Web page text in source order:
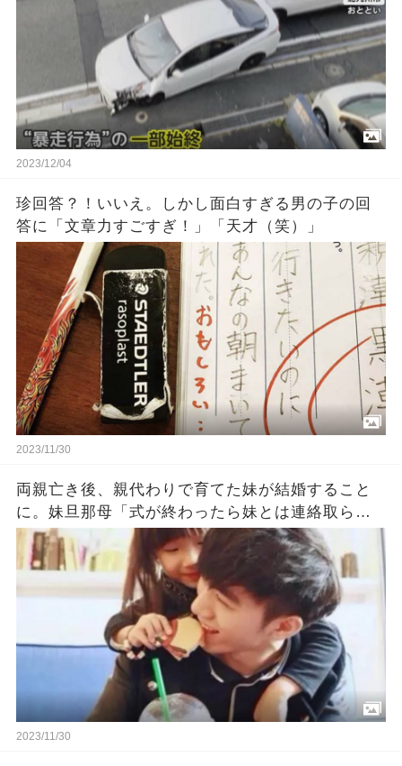
2023/12/04
珍回答？！いいえ。しかし面白すぎる男の子の回
答に「文章力すごすぎ！」「天才（笑）」
2023/11/30
両親亡き後、親代わりで育てた妹が結婚すること
に。妹旦那母「式が終わったら妹とは連絡取らな
いで。妹もそう望んでる」
2023/11/30